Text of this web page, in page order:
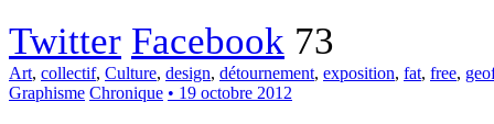
Twitter Facebook 73
Art, collectif, Culture, design, détournement, exposition, fat, free,
Graphisme Chronique • 19 octobre 2012